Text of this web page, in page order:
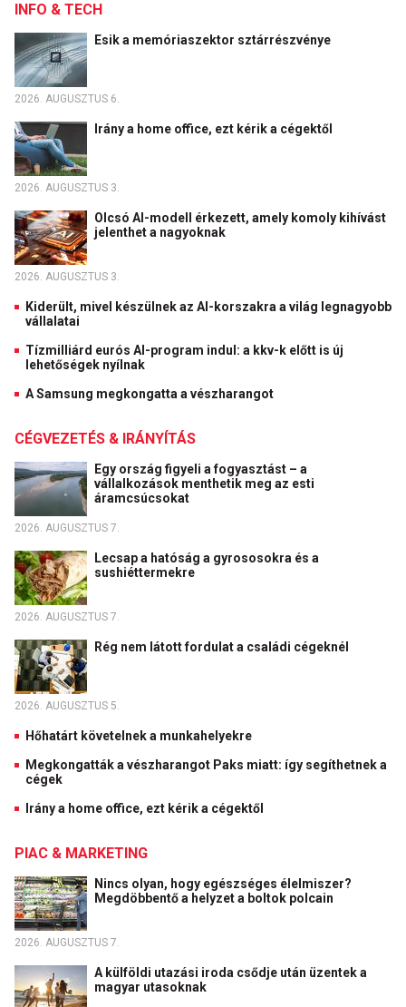
INFO & TECH
Esik a memóriaszektor sztárrészvénye
2026. AUGUSZTUS 6.
Irány a home office, ezt kérik a cégektől
2026. AUGUSZTUS 3.
Olcsó AI-modell érkezett, amely komoly kihívást
jelenthet a nagyoknak
2026. AUGUSZTUS 3.
Kiderült, mivel készülnek az AI-korszakra a világ legnagyobb
vállalatai
Tízmilliárd eurós AI-program indul: a kkv-k előtt is új
lehetőségek nyílnak
A Samsung megkongatta a vészharangot
CÉGVEZETÉS & IRÁNYÍTÁS
Egy ország figyeli a fogyasztást – a
vállalkozások menthetik meg az esti
áramcsúcsokat
2026. AUGUSZTUS 7.
Lecsap a hatóság a gyrososokra és a
sushiéttermekre
2026. AUGUSZTUS 7.
Rég nem látott fordulat a családi cégeknél
2026. AUGUSZTUS 5.
Hőhatárt követelnek a munkahelyekre
Megkongatták a vészharangot Paks miatt: így segíthetnek a
cégek
Irány a home office, ezt kérik a cégektől
PIAC & MARKETING
Nincs olyan, hogy egészséges élelmiszer?
Megdöbbentő a helyzet a boltok polcain
2026. AUGUSZTUS 7.
A külföldi utazási iroda csődje után üzentek a
magyar utasoknak